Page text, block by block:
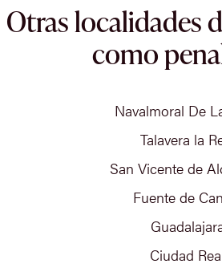
Otras localidades
como
Navalmoral De
Talavera la
San Vicente de
Fuente de
Ciudad